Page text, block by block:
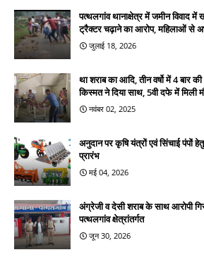
पत्थलगांव थानाक्षेत्र में जमीन विवाद
ट्रैक्टर चढ़ाने का आरोप, महिलाओं से
जुलाई 18, 2026
था शराब का आदि, तीन वर्षो में 4 बार
किस्मत ने दिया साथ, 5वी दफे में मिली
नवंबर 02, 2025
अनुदान पर कृषि यंत्रों एवं सिंचाई
प्रारंभ
मई 04, 2026
अंग्रेजी व देसी शराब के साथ आरोपी
पत्थलगांव क्षेत्रांतर्गत
जून 30, 2026